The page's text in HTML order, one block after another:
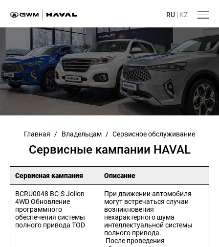
RU | KZ
Главная / Владельцам / Сервисное обслуживание
Сервисные кампании HAVAL
Сервисная кампания Описание
BCRU0048 BC-S Jolion
4WD Обновление
программного
обеспечения системы
полного привода TOD
При движении автомобиля
могут встречаться случаи
возникновения
нехарактерного шума
интеллектуальной системы
полного привода.
После проведения